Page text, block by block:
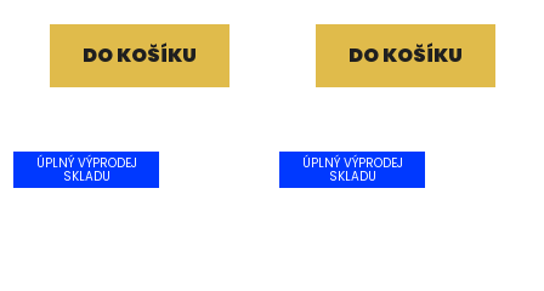
DO KOŠÍKU DO KOŠÍKU
ÚPLNÝ VÝPRODEJ
SKLADU
ÚPLNÝ VÝPRODEJ
SKLADU